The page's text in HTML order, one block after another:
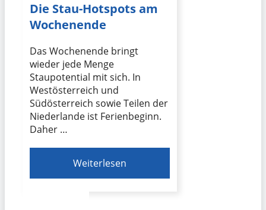
Die Stau-Hotspots am
Wochenende
Das Wochenende bringt
wieder jede Menge
Staupotential mit sich. In
Westösterreich und
Südösterreich sowie Teilen der
Niederlande ist Ferienbeginn.
Daher …
Weiterlesen